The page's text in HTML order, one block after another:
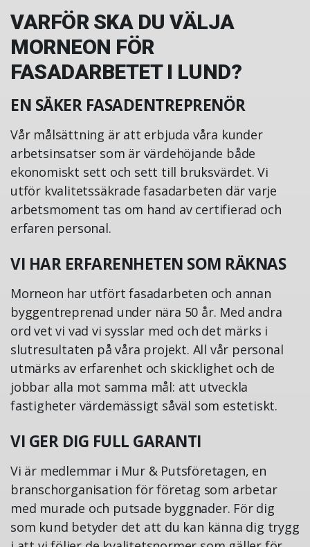
VARFÖR SKA DU VÄLJA
MORNEON FÖR
FASADARBETET I LUND?
EN SÄKER FASADENTREPRENÖR
Vår målsättning är att erbjuda våra kunder
arbetsinsatser som är värdehöjande både
ekonomiskt sett och sett till bruksvärdet. Vi
utför kvalitetssäkrade fasadarbeten där varje
arbetsmoment tas om hand av certifierad och
erfaren personal.
VI HAR ERFARENHETEN SOM RÄKNAS
Morneon har utfört fasadarbeten och annan
byggentreprenad under nära 50 år. Med andra
ord vet vi vad vi sysslar med och det märks i
slutresultaten på våra projekt. All vår personal
utmärks av erfarenhet och skicklighet och de
jobbar alla mot samma mål: att utveckla
fastigheter värdemässigt såväl som estetiskt.
VI GER DIG FULL GARANTI
Vi är medlemmar i Mur & Putsföretagen, en
branschorganisation för företag som arbetar
med murade och putsade byggnader. För dig
som kund betyder det att du kan känna dig trygg